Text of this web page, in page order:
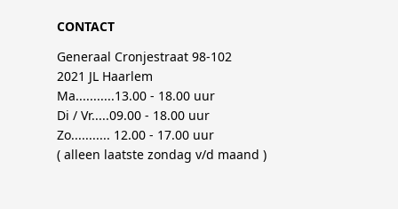
CONTACT
Generaal Cronjestraat 98-102
2021 JL Haarlem
Ma...........13.00 - 18.00 uur
Di / Vr.....09.00 - 18.00 uur
Zo........... 12.00 - 17.00 uur
( alleen laatste zondag v/d maand )